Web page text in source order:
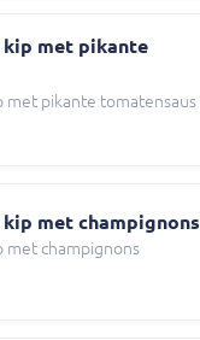
kip met pikante
met pikante tomatensaus
met champignons
met champignons